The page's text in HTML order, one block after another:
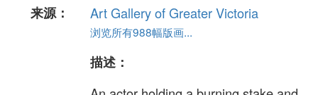
来源：
Art Gallery of Greater Victoria
浏览所有988幅版画...
描述：